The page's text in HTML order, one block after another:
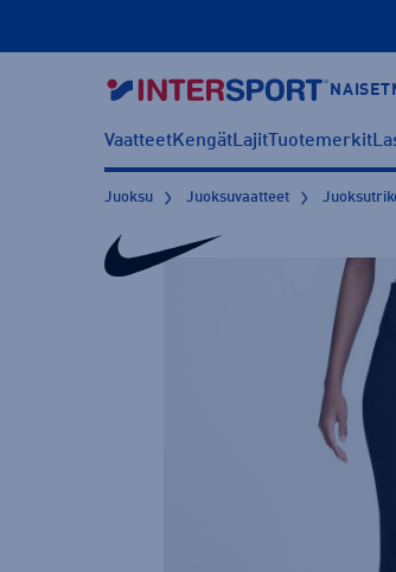
NAISET
VaatteetKengätLajitTuotemerkit
Juoksu Juoksuvaatteet